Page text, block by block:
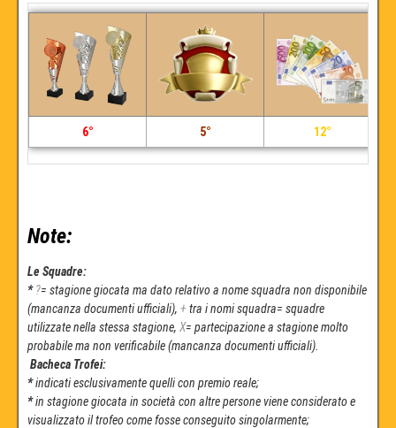
6° 5° 12°
Note:
Le Squadre:
* ?= stagione giocata ma dato relativo a nome squadra non disponibile
(mancanza documenti ufficiali), + tra i nomi squadra= squadre
utilizzate nella stessa stagione, X= partecipazione a stagione molto
probabile ma non verificabile (mancanza documenti ufficiali).
Bacheca Trofei:
*indicati esclusivamente quelli con premio reale;
*in stagione giocata in società con altre persone viene considerato e
visualizzato il trofeo come fosse conseguito singolarmente;